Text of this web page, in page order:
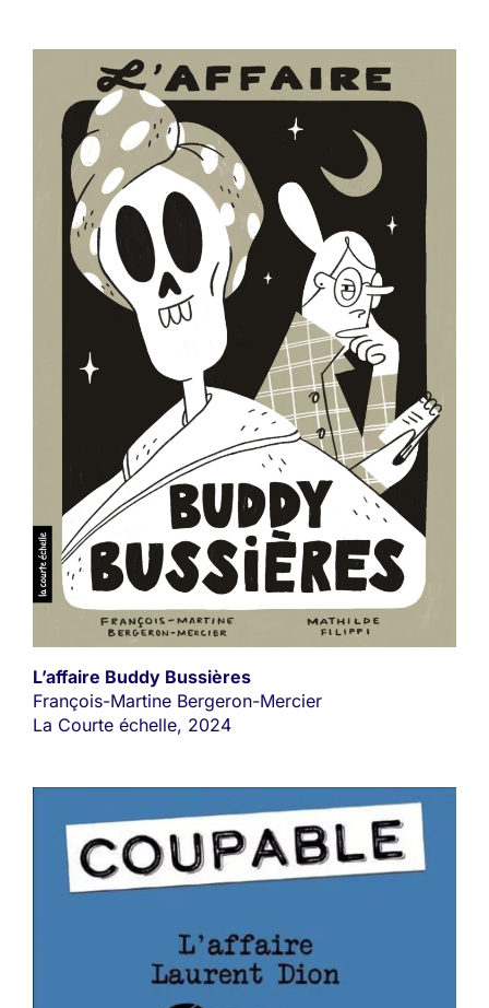
L’affaire Buddy Bussières
François-Martine Bergeron-Mercier
La Courte échelle, 2024